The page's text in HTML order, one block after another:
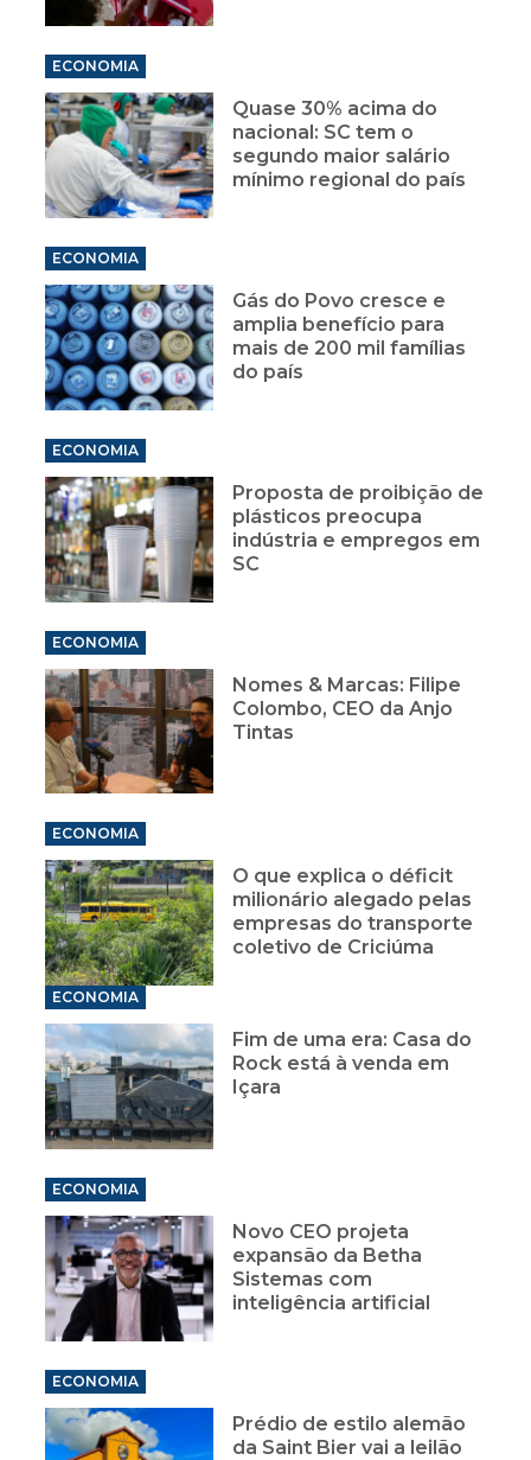
ECONOMIA
Quase 30% acima do
nacional: SC tem o
segundo maior salário
mínimo regional do país
ECONOMIA
Gás do Povo cresce e
amplia benefício para
mais de 200 mil famílias
do país
ECONOMIA
Proposta de proibição de
plásticos preocupa
indústria e empregos em
SC
ECONOMIA
Nomes & Marcas: Filipe
Colombo, CEO da Anjo
Tintas
ECONOMIA
O que explica o déficit
milionário alegado pelas
empresas do transporte
coletivo de Criciúma
ECONOMIA
Fim de uma era: Casa do
Rock está à venda em
Içara
ECONOMIA
Novo CEO projeta
expansão da Betha
Sistemas com
inteligência artificial
ECONOMIA
Prédio de estilo alemão
da Saint Bier vai a leilão